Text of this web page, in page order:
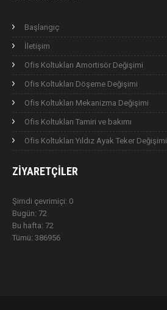
Başlangıç
İletişim
Ofis Koltukları Amortisör Değişimi
Ofis Koltukları Döşeme Değişimi
Ofis Koltukları Mekanizma Değişimi
Ofis Koltukları Tamiri ve bakımı
Ofis Koltukları Yıldız Ayak Teker Değişimi
ZIYARETÇILER
Şimdi çevrimiçi: 0
Bugün: 72
Bu hafta: 72
Tümü: 386956